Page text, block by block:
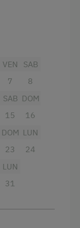
dotata di
con
lavabo,
lavabo,
con
Zillertal
VEN
7
SAB
8
SAB
15
DOM
16
DOM
23
LUN
24
LUN
31